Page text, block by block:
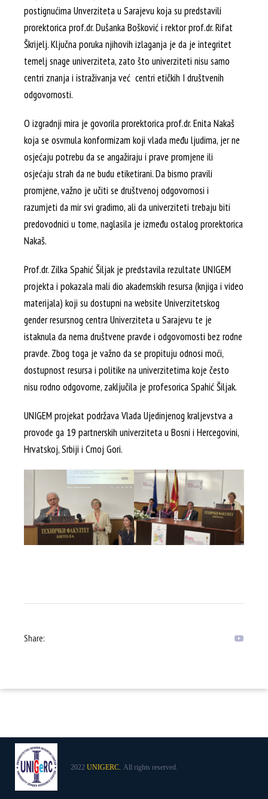
postignućima Unverziteta u Sarajevu koja su predstavili
prorektorica prof.dr. Dušanka Bošković i rektor prof.dr. Rifat
Škrijelj. Ključna poruka njihovih izlaganja je da je integritet
temelj snage univerziteta, zato što univerziteti nisu samo
centri znanja i istraživanja već centri etičkih I društvenih
odgovornosti.
O izgradnji mira je govorila prorektorica prof.dr. Enita Nakaš
koja se osvrnula konformizam koji vlada među ljudima, jer ne
osjećaju potrebu da se angažiraju i prave promjene ili
osjećaju strah da ne budu etiketirani. Da bismo pravili
promjene, važno je učiti se društvenoj odgovornosi i
razumjeti da mir svi gradimo, ali da univerziteti trebaju biti
predovodnici u tome, naglasila je između ostalog prorektorica
Nakaš.
Prof.dr. Zilka Spahić Šiljak je predstavila rezultate UNIGEM
projekta i pokazala mali dio akademskih resursa (knjiga i video
materijala) koji su dostupni na website Univerzitetskog
gender resursnog centra Univerziteta u Sarajevu te je
istaknula da nema društvene pravde i odgovornosti bez rodne
pravde. Zbog toga je važno da se propituju odnosi moći,
dostupnost resursa i politike na univerzitetima koje često
nisu rodno odgovorne, zaključila je profesorica Spahić Šiljak.
UNIGEM projekat podržava Vlada Ujedinjenog kraljevstva a
provode ga 19 partnerskih univerziteta u Bosni i Hercegovini,
Hrvatskoj, Srbiji i Crnoj Gori.
Share:
2022 UNIGERC. All rights reserved.